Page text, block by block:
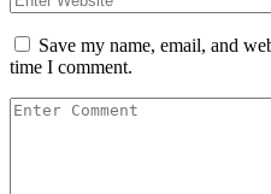
Save my name, email, and
time I comment.